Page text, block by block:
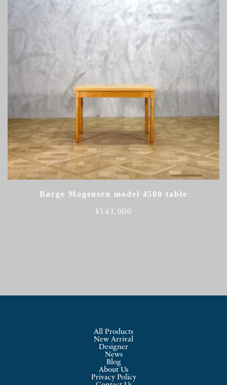
Børge Mogensen model 4500 table
¥143,000
All Products
New Arrival
Designer
News
Blog
About Us
Privacy Policy